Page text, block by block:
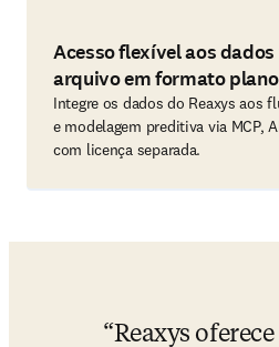
Acesso flexível aos dados
arquivo em formato plano
Integre os dados do Reaxys aos
e modelagem preditiva via MCP,
com licença separada.
Reaxys oferece